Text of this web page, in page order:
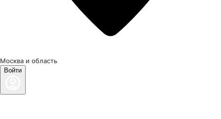
Москва и область
Войти